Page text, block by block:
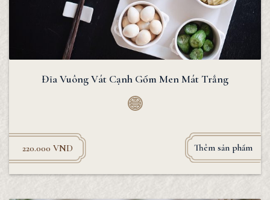
Đĩa Vuông Vát Cạnh Gốm Men Mát Trắng
220.000 VND Thêm sản phẩm